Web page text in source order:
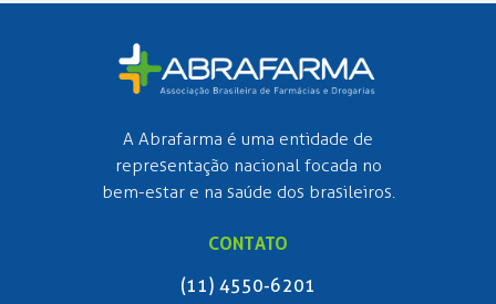
A Abrafarma é uma entidade de
representação nacional focada no
bem-estar e na saúde dos brasileiros.
CONTATO
(11) 4550-6201